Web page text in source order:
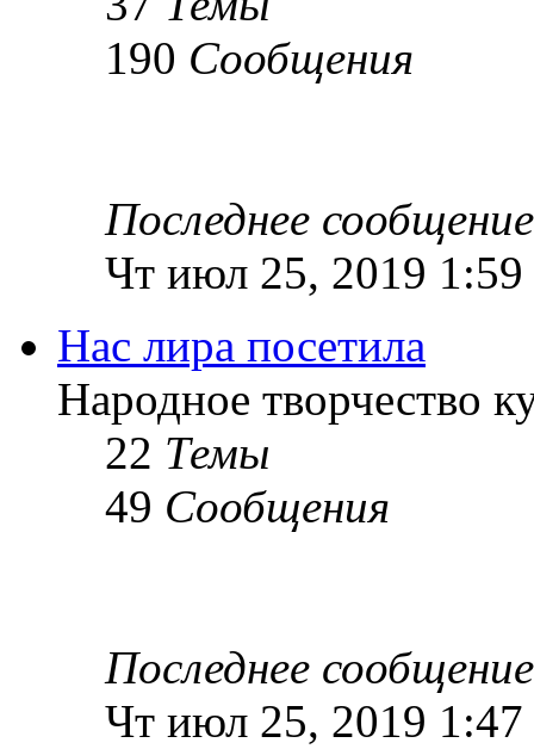
190 Сообщения
Последнее сообщение
Чт июл 25, 2019 1:59
Нас лира посетила
Народное творчество
22 Темы
49 Сообщения
Последнее сообщение
Чт июл 25, 2019 1:47